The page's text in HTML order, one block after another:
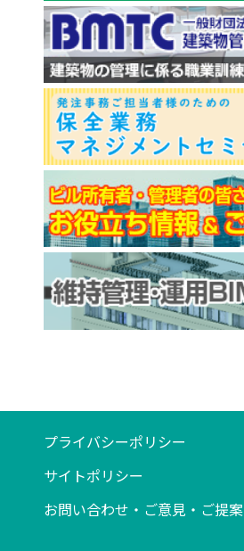
プライバシーポリシー
サイトポリシー
お問い合わせ・ご意見・ご提案